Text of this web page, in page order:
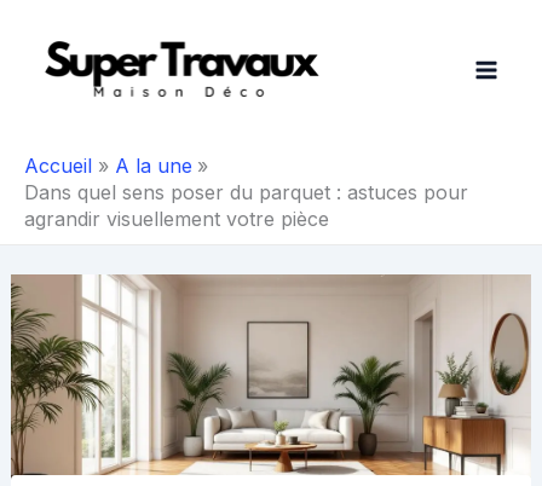
contenu
Accueil
A la une
Dans quel sens poser du parquet : astuces pour
agrandir visuellement votre pièce